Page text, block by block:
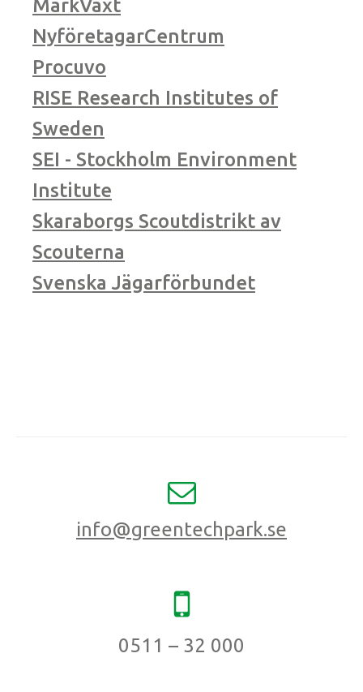
MarkVäxt
NyföretagarCentrum
Procuvo
RISE Research Institutes of
Sweden
SEI - Stockholm Environment
Institute
Skaraborgs Scoutdistrikt av
Scouterna
Svenska Jägarförbundet
info@greentechpark.se
0511 – 32 000